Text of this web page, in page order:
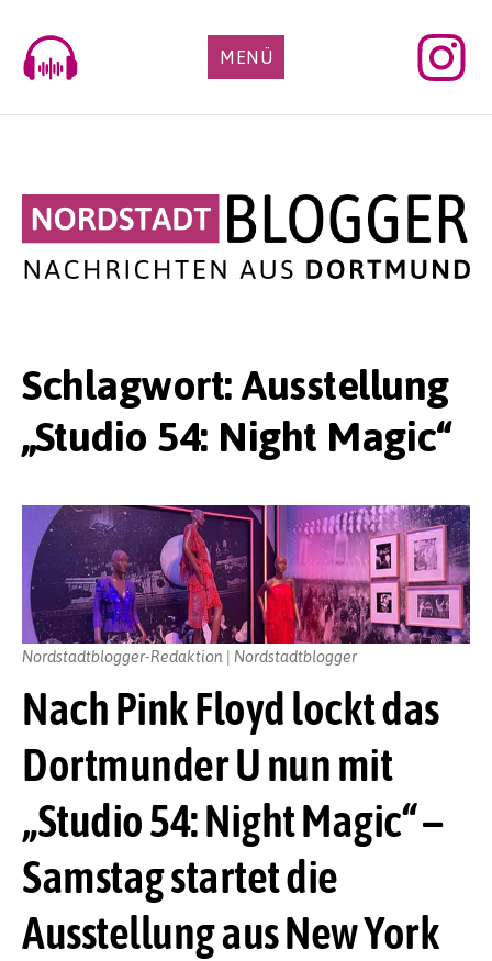
content
MENÜ
Schlagwort:Ausstellung
„Studio 54: Night Magic“
Nach Pink Floyd lockt das
Dortmunder U nun mit
„Studio 54: Night Magic“ –
Samstag startet die
Ausstellung aus New York
Nordstadtblogger-Redaktion | Nordstadtblogger